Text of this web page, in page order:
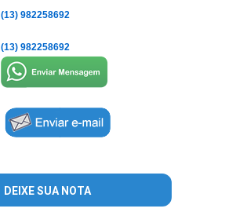
(13) 982258692
(13) 982258692
DEIXE SUA NOTA